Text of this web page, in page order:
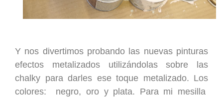
Y nos divertimos probando las nuevas pinturas
efectos metalizados utilizándolas sobre las
chalky para darles ese toque metalizado. Los
colores: negro, oro y plata. Para mi mesilla